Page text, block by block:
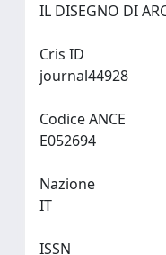
Cris ID
Codice ANCE
Nazione
ISSN